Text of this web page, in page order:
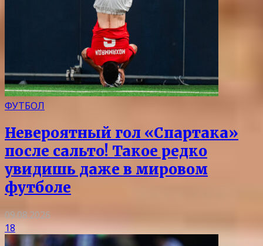
ФУТБОЛ
Невероятный гол «Спартака»
после сальто! Такое редко
увидишь даже в мировом
футболе
09.08.2026
18